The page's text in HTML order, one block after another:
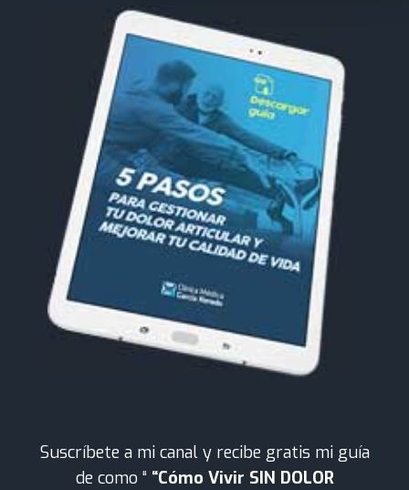
Suscríbete a mi canal y recibe gratis mi guía
de como “ “Cómo Vivir SIN DOLOR